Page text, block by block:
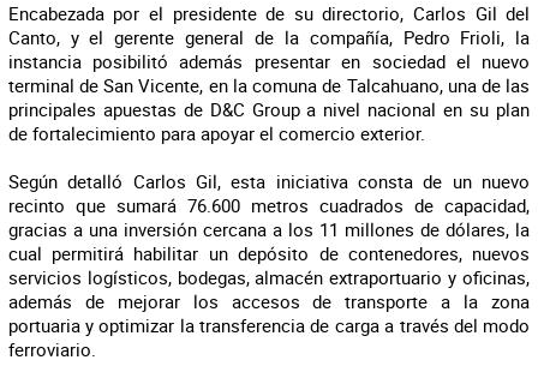
Encabezada por el presidente de su directorio, Carlos Gil del
Canto, y el gerente general de la compañía, Pedro Frioli, la
instancia posibilitó además presentar en sociedad el nuevo
terminal de San Vicente, en la comuna de Talcahuano, una de las
principales apuestas de D&C Group a nivel nacional en su plan
de fortalecimiento para apoyar el comercio exterior.
Según detalló Carlos Gil, esta iniciativa consta de un nuevo
recinto que sumará 76.600 metros cuadrados de capacidad,
gracias a una inversión cercana a los 11 millones de dólares, la
cual permitirá habilitar un depósito de contenedores, nuevos
servicios logísticos, bodegas, almacén extraportuario y oficinas,
además de mejorar los accesos de transporte a la zona
portuaria y optimizar la transferencia de carga a través del modo
ferroviario.